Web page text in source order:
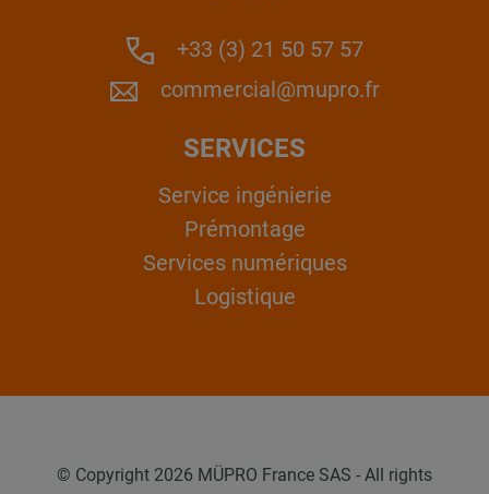
+33 (3) 21 50 57 57
commercial@mupro.fr
SERVICES
Service ingénierie
Prémontage
Services numériques
Logistique
© Copyright 2026 MÜPRO France SAS - All rights